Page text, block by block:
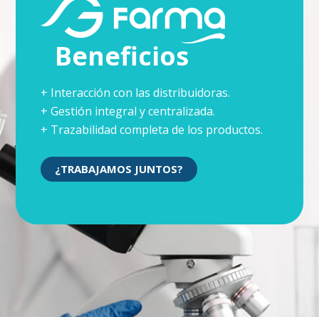
Beneficios
+ Interacción con las distribuidoras.
+ Gestión integral y centralizada.
+ Trazabilidad completa de los productos.
¿TRABAJAMOS JUNTOS?